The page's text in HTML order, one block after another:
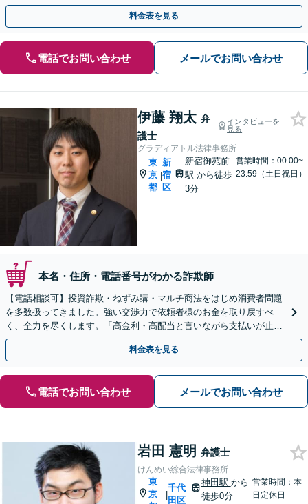
サポートし、不安の解消に努めます【新宿三丁目駅3分】
料金表を見る
電話でお問い合わせ メールでお問い合わせ
伊藤 翔太 弁
護士
インタビューを
見る
グラディアトル法律事務所
東
京
都
|
新
宿
区
新宿御苑前
駅 から徒歩
3分
営業時間：00:00~
23:59（土日祝日）
本名・住所・電話番号がわかる詐欺師
【電話相談可】投資詐欺・ねずみ講・マルチ商法をはじめ消費者問題
を多数扱ってきました。強い交渉力で依頼者様のお金を取り戻すべ
く、全力を尽くします。「高金利・高配当と言いながら支払いが止ま
った」等、まずはお電話ください。
料金表を見る
電話でお問い合わせ メールでお問い合わせ
岩田 憲明 弁護士
けんめい総合法律事務所
東
京
|
千代
田区
神田駅 から
徒歩0分
営業時間：本
日定休日